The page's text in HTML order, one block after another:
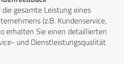
gesamte Leistung eines
(z.B. Kundenservice,
erhalten Sie einen detaillierten
und Dienstleistungsqualität